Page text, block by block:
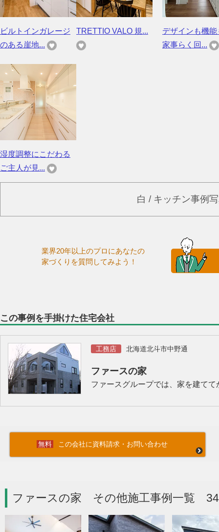
ビルトインガレージ
のある崖地...
TRETTIO VALO 規...
デザインも機
家事らく回...
湿度調整にこだわる
ご主人が見...
白 / キッチン事例
業界20年以上のプロにあなたの
家づくりを質問してみよう！
この事例を手掛けた住宅会社
工務店 北海道北斗市中野通
ファースの家
ファースグループでは、家を建て
この会社に資料請求・お問い合わせ
ファースの家 その他施工事例一覧